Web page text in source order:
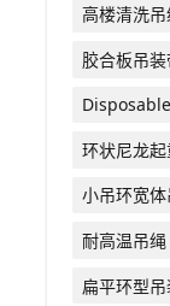
高楼清洗
胶合板吊
环状尼龙
小吊环宽
耐高温吊绳
扁平环型